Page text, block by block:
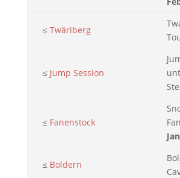
≤ Twäriberg
≤ Jump Session
≤ Fanenstock
≤ Boldern